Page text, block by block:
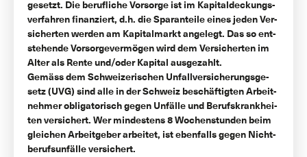
ge­setzt. Die be­ruf­li­che Vor­sor­ge ist im Ka­pi­tal­de­ckungs­
ver­fah­ren fi­nan­ziert, d.h. die Spa­ran­tei­le ei­nes je­den Ver­
si­cher­ten wer­den am Ka­pi­tal­markt an­ge­legt. Das so ent­
ste­hen­de Vor­sor­ge­ver­mö­gen wird dem Ver­si­cher­ten im
Al­ter als Ren­te und/oder Ka­pi­tal aus­ge­zahlt.
Ge­mä­ss dem Schwei­ze­ri­schen Un­fall­ver­si­che­rungs­ge­
setz (UVG) sind al­le in der Schweiz be­schäf­tig­ten Ar­beit­
neh­mer ob­li­ga­to­risch ge­gen Un­fäl­le und Be­rufs­krank­hei­
ten ver­si­chert. Wer min­des­tens 8 Wo­chen­stun­den beim
glei­chen Ar­beit­ge­ber ar­bei­tet, ist eben­falls ge­gen Nicht­
be­rufs­un­fäl­le ver­si­chert.